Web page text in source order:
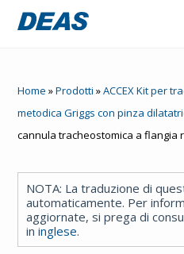
Atorex
Deaflux
line
Flowone
Hydraltis
Home »Prodotti »ACCEX Kit per
metodica Griggs con pinza
cannula tracheostomica a flangia
NOTA: La traduzione di
automaticamente. Per
aggiornate, si prega di
ininglese.